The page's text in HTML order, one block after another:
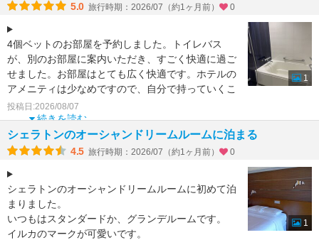
5.0 旅行時期：2026/07（約1ヶ月前） 0
4個ベットのお部屋を予約しました。トイレバス
が、別のお部屋に案内いただき、すごく快適に過ご
せました。お部屋はとても広く快適です。ホテルの
アメニティは少なめですので、自分で持っていくこ
とをお勧めします。
続きを読む
投稿日:2026/08/07
1
シェラトンのオーシャンドリームルームに泊まる
4.5 旅行時期：2026/07（約1ヶ月前） 0
シェラトンのオーシャンドリームルームに初めて泊
まりました。
いつもはスタンダードか、グランデルームです。
イルカのマークが可愛いです。
1